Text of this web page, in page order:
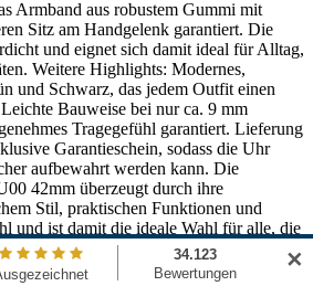
Armband aus robustem Gummi mit
Sitz am Handgelenk garantiert. Die
und eignet sich damit ideal für Alltag,
Weitere Highlights: Modernes,
und Schwarz, das jedem Outfit einen
Bauweise bei nur ca. 9 mm
Tragegefühl garantiert. Lieferung
Garantieschein, sodass die Uhr
aufbewahrt werden kann. Die
42mm überzeugt durch ihre
Stil, praktischen Funktionen und
und ist damit die ideale Wahl für alle, die
Uhr suchen.
✕